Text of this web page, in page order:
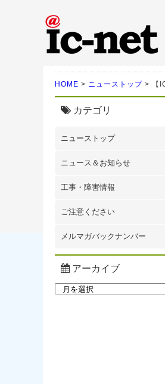
HOME > ニューストップ >
カテゴリ
ニューストップ
ニュース＆お知らせ
工事・障害情報
ご注意ください
メルマガバックナンバー
アーカイブ